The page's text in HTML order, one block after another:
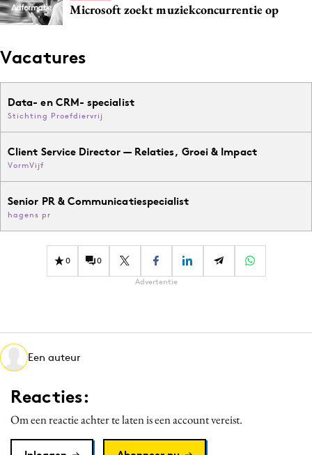
Microsoft zoekt muziekconcurrentie op
Vacatures
Data- en CRM- specialist
Stichting Proefdiervrij
Client Service Director — Relaties, Groei & Impact
VormVijf
Senior PR & Communicatiespecialist
hagens pr
0 0
Advertentie
Een auteur
Reacties:
Om een reactie achter te laten is een account vereist.